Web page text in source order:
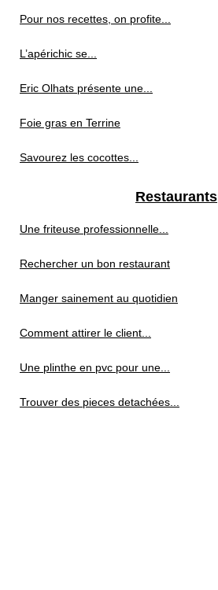
Pour nos recettes, on profite...
L’apérichic se...
Eric Olhats présente une...
Foie gras en Terrine
Savourez les cocottes...
Restaurants
Une friteuse professionnelle...
Rechercher un bon restaurant
Manger sainement au quotidien
Comment attirer le client...
Une plinthe en pvc pour une...
Trouver des pieces detachées...